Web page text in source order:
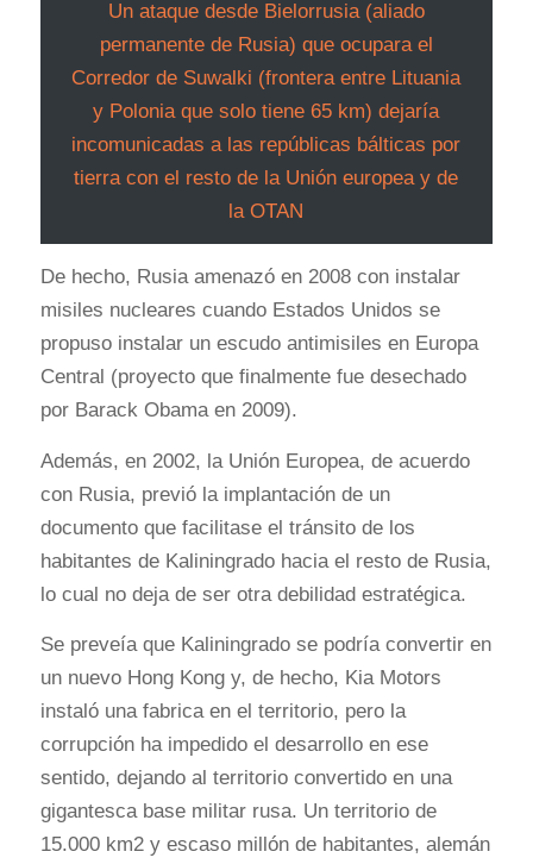
Un ataque desde Bielorrusia (aliado
permanente de Rusia) que ocupara el
Corredor de Suwalki (frontera entre Lituania
y Polonia que solo tiene 65 km) dejaría
incomunicadas a las repúblicas bálticas por
tierra con el resto de la Unión europea y de
la OTAN
De hecho, Rusia amenazó en 2008 con instalar
misiles nucleares cuando Estados Unidos se
propuso instalar un escudo antimisiles en Europa
Central (proyecto que finalmente fue desechado
por Barack Obama en 2009).
Además, en 2002, la Unión Europea, de acuerdo
con Rusia, previó la implantación de un
documento que facilitase el tránsito de los
habitantes de Kaliningrado hacia el resto de Rusia,
lo cual no deja de ser otra debilidad estratégica.
Se preveía que Kaliningrado se podría convertir en
un nuevo Hong Kong y, de hecho, Kia Motors
instaló una fabrica en el territorio, pero la
corrupción ha impedido el desarrollo en ese
sentido, dejando al territorio convertido en una
gigantesca base militar rusa. Un territorio de
15.000 km2 y escaso millón de habitantes, alemán